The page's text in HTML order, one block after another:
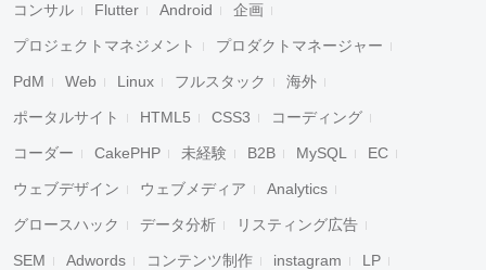
コンサル Flutter Android 企画
プロジェクトマネジメント プロダクトマネージャー
PdM Web Linux フルスタック 海外
ポータルサイト HTML5 CSS3 コーディング
コーダー CakePHP 未経験 B2B MySQL EC
ウェブデザイン ウェブメディア Analytics
グロースハック データ分析 リスティング広告
SEM Adwords コンテンツ制作 instagram LP